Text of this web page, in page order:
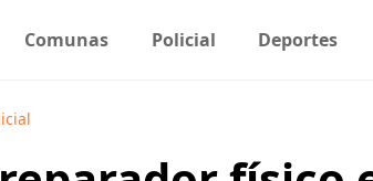
Comunas Policial Deportes